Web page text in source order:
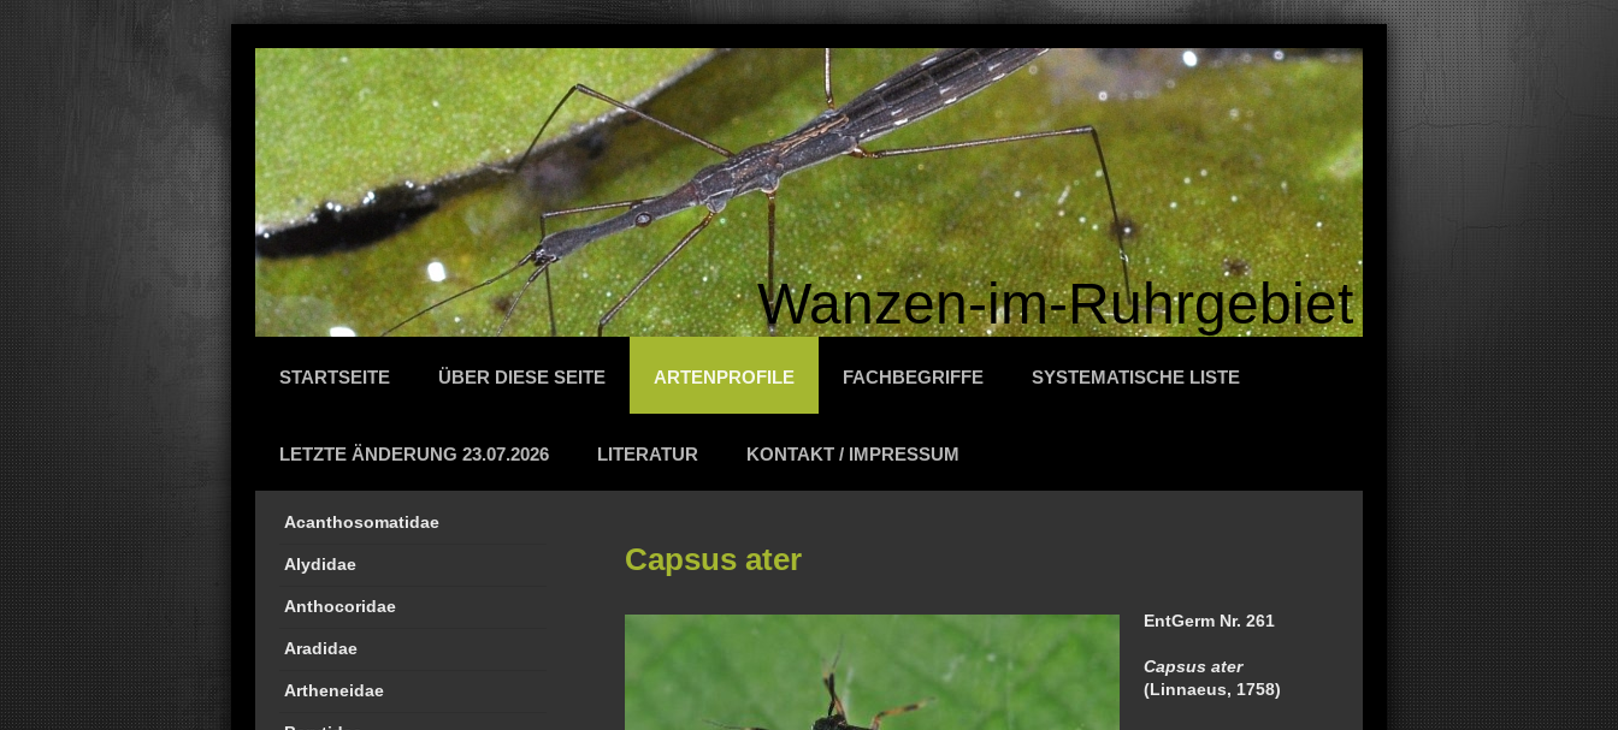
Wanzen-im-Ruhrgebiet
STARTSEITE ÜBER DIESE SEITE ARTENPROFILE FACHBEGRIFFE SYSTEMATISCHE LISTE
LETZTE ÄNDERUNG 23.07.2026 LITERATUR KONTAKT / IMPRESSUM
Capsus ater
EntGerm Nr. 261
Capsus ater
(Linnaeus, 1758)
Acanthosomatidae
Alydidae
Anthocoridae
Aradidae
Artheneidae